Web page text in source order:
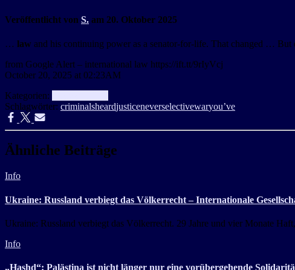
Veröffentlicht von S. am 20. Oktober 2025
… law and his continuing power as a senator-for-life. That changed … But
from Google Alert – international law https://ift.tt/9rIyVcj
October 20, 2025 at 02:23AM
Kategorien:
Schlagwörter: criminalsheardjusticeneverselectivewaryou’ve
Ähnliche Beiträge
Info
Ukraine: Russland verbiegt das Völkerrecht – Internationale
Ukraine: Russland verbiegt das Völkerrecht. 29 Jahre und vier Monate
Info
„Hashd“: Palästina ist nicht länger nur eine vorübergehende